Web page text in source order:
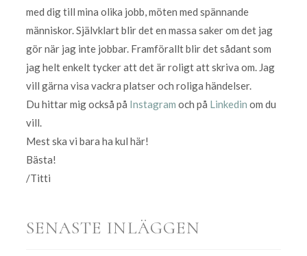
med dig till mina olika jobb, möten med spännande
människor. Självklart blir det en massa saker om det jag
gör när jag inte jobbar. Framförallt blir det sådant som
jag helt enkelt tycker att det är roligt att skriva om. Jag
vill gärna visa vackra platser och roliga händelser.
Du hittar mig också på Instagram och på Linkedin om du
vill.
Mest ska vi bara ha kul här!
Bästa!
/Titti
SENASTE INLÄGGEN